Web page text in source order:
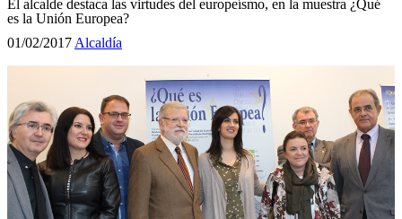
El alcalde destaca las virtudes del europeísmo, en la muestra ¿Qué
es la Unión Europea?
01/02/2017Alcaldía